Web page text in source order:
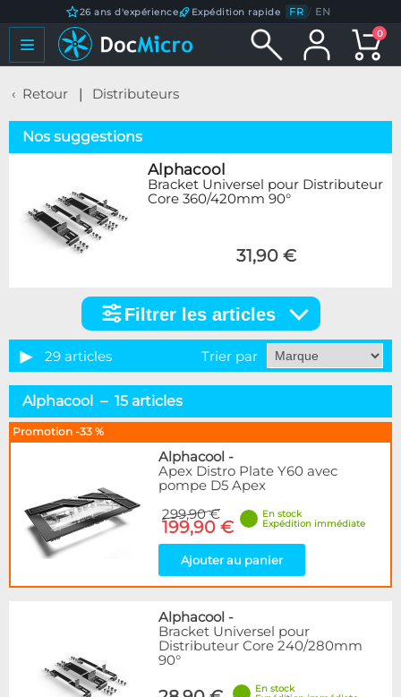
26 ans d'expérience Expédition rapide FR / EN
0
Retour Distributeurs
Nos suggestions
Alphacool
Bracket Universel pour Distributeur
Core 360/420mm 90°
31,90 €
articles
Marque
Alphacool
BARROW
Disponibilité / Promotions
Articles en stock
Articles en promotions
Appliquer
Filtrer les articles
29 articles Trier par
Alphacool – 15 articles
Promotion -33 %
Alphacool -
Apex Distro Plate Y60 avec
pompe D5 Apex
299,90 €
199,90 €
En stock
Expédition immédiate
Ajouter au panier
Alphacool -
Bracket Universel pour
Distributeur Core 240/280mm
90°
En stock